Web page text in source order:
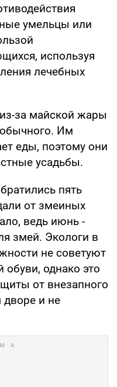
умельцы или
используя
лечебных
за майской жары
Им
еды, поэтому они
усадьбы.
пять
от змеиных
ведь июнь -
змей. Экологи в
не советуют
обуви, однако это
от внезапного
дворе и не